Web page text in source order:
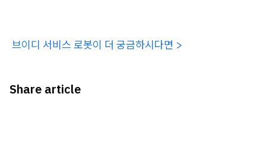
브이디 서비스 로봇이 더 궁금하시다면 >
Share article